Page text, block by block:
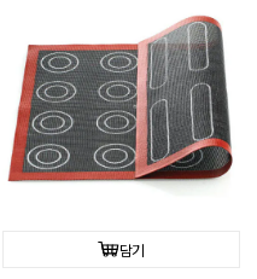
담기